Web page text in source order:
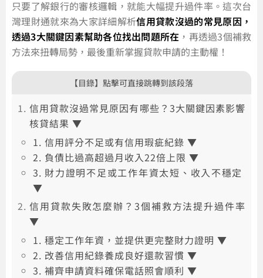
只要了解銀行的審核邏輯，就能大幅提升過件率。這次台
灣理財通就來為大家詳細解析信用貸款沒過的常見原因，
透過3大關鍵因素幫助各位找出問題所在 ，再透過3個補救
方法來扭轉局勢，最後重新掌握貸款申請的主動權！
【目錄】點擊可直接跳轉到該段落
信用貸款沒過常見原因有哪些？3大關鍵因素影響
核貸結果 ▼
1. 信用評分不足或有信用瑕疵紀錄 ▼
2. 負債比過高超過月收入22倍上限 ▼
3. 財力證明不足或工作年資太短、收入不穩定
▼
信用貸款失敗怎麼辦？3個補救方法提升過件率
▼
1. 穩定工作年資，並提供更完整財力證明 ▼
2. 改善信用紀錄養成良好還款習慣 ▼
3. 補齊申請資料確保電話照會順利 ▼